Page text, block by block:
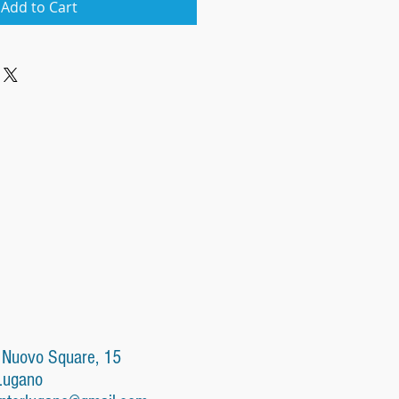
Add to Cart
Square, 15